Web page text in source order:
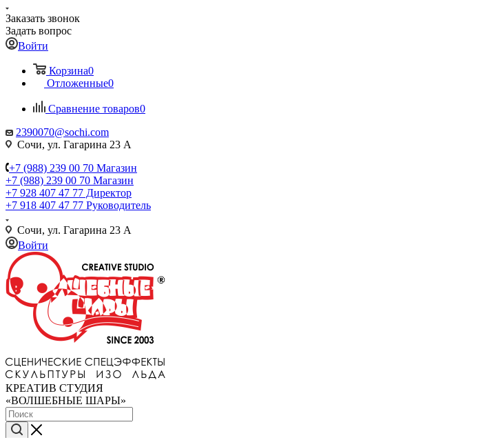
Заказать звонок
Задать вопрос
Войти
Корзина0
Отложенные0
Сравнение товаров0
2390070@sochi.com
Сочи, ул. Гагарина 23 А
+7 (988) 239 00 70 Магазин
+7 (988) 239 00 70 Магазин
+7 928 407 47 77 Директор
+7 918 407 47 77 Руководитель
Сочи, ул. Гагарина 23 А
Войти
КРЕАТИВ СТУДИЯ
«ВОЛШЕБНЫЕ ШАРЫ»